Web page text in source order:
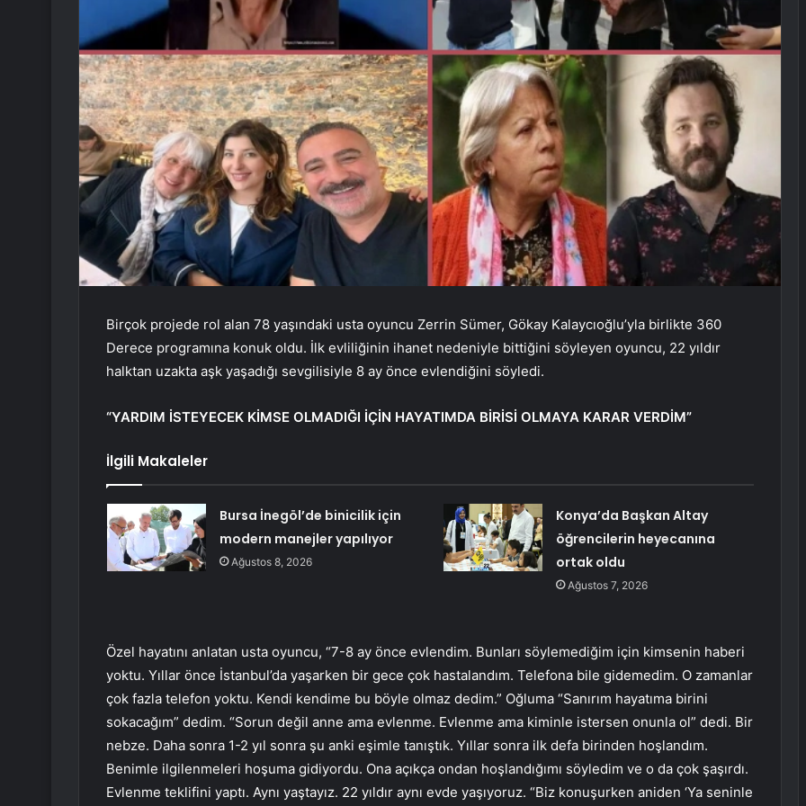
Birçok projede rol alan 78 yaşındaki usta oyuncu Zerrin Sümer, Gökay Kalaycıoğlu’yla birlikte 360 ​​
Derece programına konuk oldu. İlk evliliğinin ihanet nedeniyle bittiğini söyleyen oyuncu, 22 yıldır
halktan uzakta aşk yaşadığı sevgilisiyle 8 ay önce evlendiğini söyledi.
“YARDIM İSTEYECEK KİMSE OLMADIĞI İÇİN HAYATIMDA BİRİSİ OLMAYA KARAR VERDİM”
İlgili Makaleler
Bursa İnegöl’de binicilik için
modern manejler yapılıyor
Ağustos 8, 2026
Konya’da Başkan Altay
öğrencilerin heyecanına
ortak oldu
Ağustos 7, 2026
Özel hayatını anlatan usta oyuncu, “7-8 ay önce evlendim. Bunları söylemediğim için kimsenin haberi
yoktu. Yıllar önce İstanbul’da yaşarken bir gece çok hastalandım. Telefona bile gidemedim. O zamanlar
çok fazla telefon yoktu. Kendi kendime bu böyle olmaz dedim.” Oğluma “Sanırım hayatıma birini
sokacağım” dedim. “Sorun değil anne ama evlenme. Evlenme ama kiminle istersen onunla ol” dedi. Bir
nebze. Daha sonra 1-2 yıl sonra şu anki eşimle tanıştık. Yıllar sonra ilk defa birinden hoşlandım.
Benimle ilgilenmeleri hoşuma gidiyordu. Ona açıkça ondan hoşlandığımı söyledim ve o da çok şaşırdı.
Evlenme teklifini yaptı. Aynı yaştayız. 22 yıldır aynı evde yaşıyoruz. “Biz konuşurken aniden ‘Ya seninle